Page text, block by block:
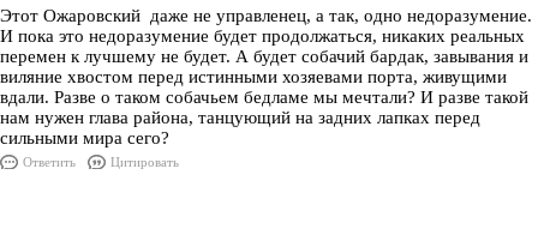
Этот Ожаровский даже не управленец, а так, одно недоразумение.
И пока это недоразумение будет продолжаться, никаких реальных
перемен к лучшему не будет. А будет собачий бардак, завывания и
виляние хвостом перед истинными хозяевами порта, живущими
вдали. Разве о таком собачьем бедламе мы мечтали? И разве такой
нам нужен глава района, танцующий на задних лапках перед
сильными мира сего?
Ответить Цитировать